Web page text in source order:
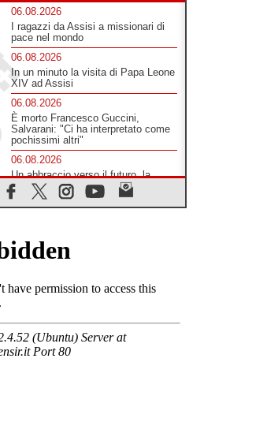
06.08.2026
I ragazzi da Assisi a missionari di
pace nel mondo
06.08.2026
In un minuto la visita di Papa Leone
XIV ad Assisi
06.08.2026
È morto Francesco Guccini,
Salvarani: "Ci ha interpretato come
pochissimi altri"
06.08.2026
Un abbraccio verso il futuro, la
grande festa del Papa e dei giovani
ad Assisi
ci sentiamo Chiesa"
06.08.2026
Vangelo abbatte i muri che
Fra Marco Vianelli: alla scuola di
san Francesco per imparare il
Vangelo della pace